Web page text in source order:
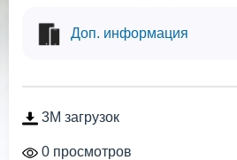
Доп. информация
3M загрузок
0 просмотров